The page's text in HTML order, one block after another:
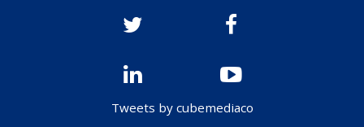
Tweets by cubemediaco